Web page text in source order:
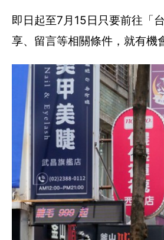
即日起至7月15日只要前往「
享、留言等相關條件，就有機